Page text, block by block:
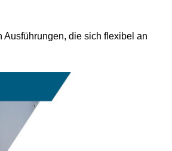
die sich flexibel an